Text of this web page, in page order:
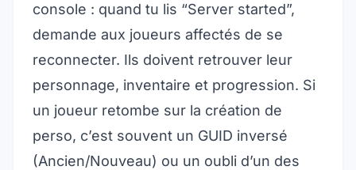
console : quand tu lis “Server started”,
demande aux joueurs affectés de se
reconnecter. Ils doivent retrouver leur
personnage, inventaire et progression. Si
un joueur retombe sur la création de
perso, c’est souvent un GUID inversé
(Ancien/Nouveau) ou un oubli d’un des